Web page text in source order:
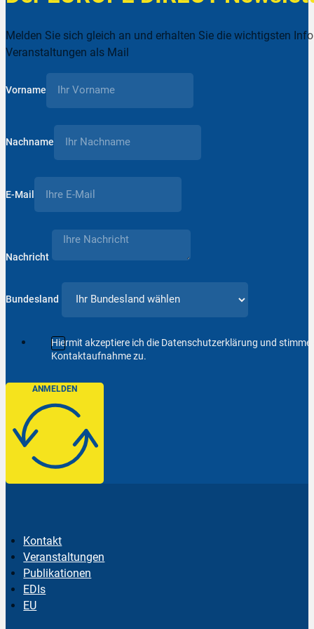
Melden Sie sich gleich an und erhalten Sie die wichtigsten
Veranstaltungen als Mail
Vorname
Nachname
E-Mail
Nachricht
Bundesland
Hiermit akzeptiere ich die Datenschutzerklärung und
Kontaktaufnahme zu.
ANMELDEN
Kontakt
Veranstaltungen
Publikationen
EDIs
EU